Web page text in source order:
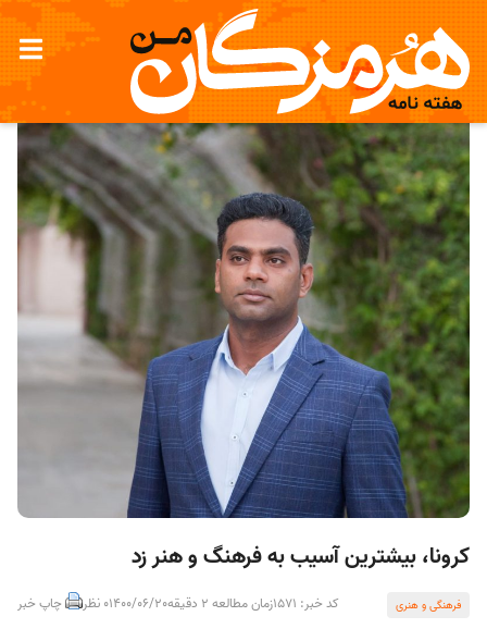
کرونا، بیشترین آسیب به فرهنگ و هنر زد
فرهنگی و هنری کد خبر: 1571 زمان مطالعه 2 دقیقه 1400/06/200 نظر چاپ خبر